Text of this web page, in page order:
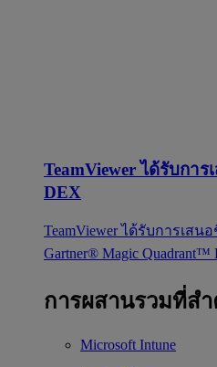
TeamViewer ได้รับกา
DEX
TeamViewer ได้รับการเส
Gartner® Magic Quadrant™
การผสานรวมที่ส
Microsoft Intune